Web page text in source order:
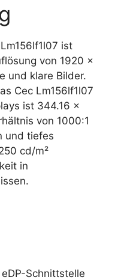
ist
von 1920 x
und klare Bilder.
Cec Lm156lf1l07
ist 344.16 x
von 1000:1
und tiefes
cd/m²
in
Schnittstelle